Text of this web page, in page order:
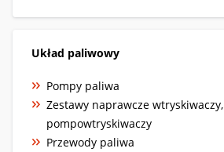
Układ paliwowy
Pompy paliwa
Zestawy naprawcze wtryskiwaczy,
pompowtryskiwaczy
Przewody paliwa